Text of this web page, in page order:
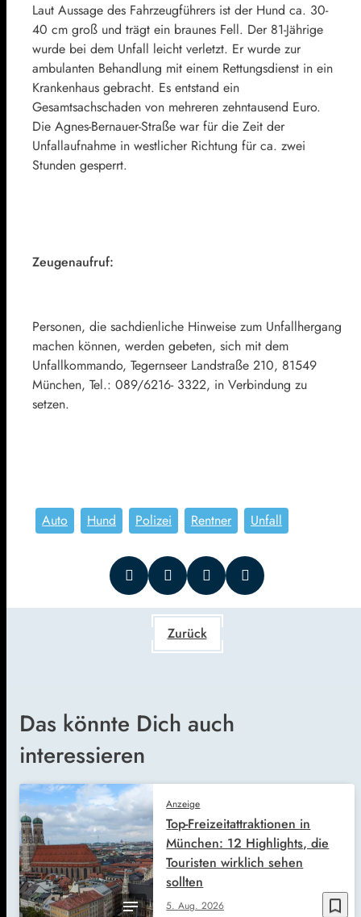
Laut Aussage des Fahrzeugführers ist der Hund ca. 30-
40 cm groß und trägt ein braunes Fell. Der 81-Jährige
wurde bei dem Unfall leicht verletzt. Er wurde zur
ambulanten Behandlung mit einem Rettungsdienst in ein
Krankenhaus gebracht. Es entstand ein
Gesamtsachschaden von mehreren zehntausend Euro.
Die Agnes-Bernauer-Straße war für die Zeit der
Unfallaufnahme in westlicher Richtung für ca. zwei
Stunden gesperrt.
Zeugenaufruf:
Personen, die sachdienliche Hinweise zum Unfallhergang
machen können, werden gebeten, sich mit dem
Unfallkommando, Tegernseer Landstraße 210, 81549
München, Tel.: 089/6216- 3322, in Verbindung zu
setzen.
Auto Hund Polizei Rentner Unfall
Zurück
Das könnte Dich auch
interessieren
bookmark_border
Anzeige
5. Aug. 2026
Top-Freizeitattraktionen in
München: 12 Highlights, die
Touristen wirklich sehen
sollten